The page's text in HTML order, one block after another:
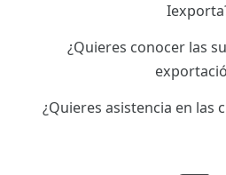
¿Quieres conocer las
¿Quieres asistencia en las